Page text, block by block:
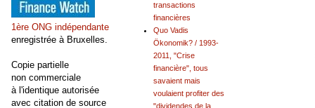
transactions
financières
Quo Vadis
Ökonomik? / 1993-
2011, "Crise
financière", tous
savaient mais
voulaient profiter des
"dividendes de la
1ère ONG indépendante
enregistrée à Bruxelles.
Copie partielle
non commerciale
à l'identique autorisée
avec citation de source